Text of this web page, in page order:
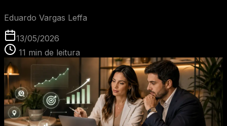
Eduardo Vargas Leffa
13/05/2026
11 min de leitura